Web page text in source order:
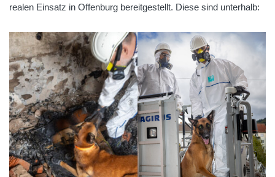
realen Einsatz in Offenburg bereitgestellt. Diese sind unterhalb: